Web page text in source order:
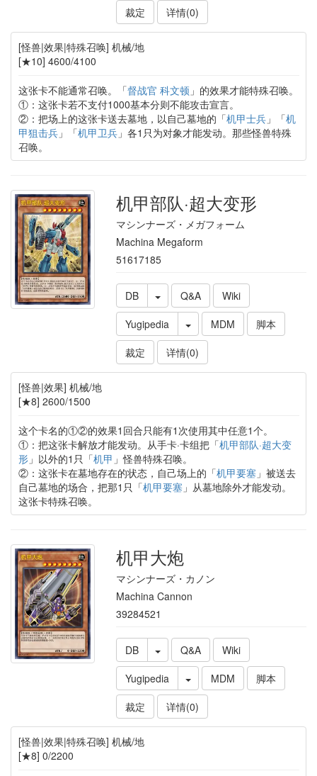
裁定 详情(0)
[怪兽|效果|特殊召唤] 机械/地
[★10] 4600/4100
这张卡不能通常召唤。「督战官 科文顿」的效果才能特殊召唤。
①：这张卡若不支付1000基本分则不能攻击宣言。
②：把场上的这张卡送去墓地，以自己墓地的「机甲士兵」「机
甲狙击兵」「机甲卫兵」各1只为对象才能发动。那些怪兽特殊
召唤。
机甲部队·超大变形
マシンナーズ・メガフォーム
Machina Megaform
51617185
DB Q&A
Wiki
Yugipedia
MDM
脚本
裁定
详情(0)
[怪兽|效果] 机械/地
[★8] 2600/1500
这个卡名的①②的效果1回合只能有1次使用其中任意1个。
①：把这张卡解放才能发动。从手卡·卡组把「机甲部队·超大变
形」以外的1只「机甲 」怪兽特殊召唤。
②：这张卡在墓地存在的状态，自己场上的「机甲要塞」被送去
自己墓地的场合，把那1只「机甲要塞」从墓地除外才能发动。
这张卡特殊召唤。
机甲大炮
マシンナーズ・カノン
Machina Cannon
39284521
DB Q&A
Wiki
Yugipedia
MDM
脚本
裁定
详情(0)
[怪兽|效果|特殊召唤] 机械/地
[★8] 0/2200